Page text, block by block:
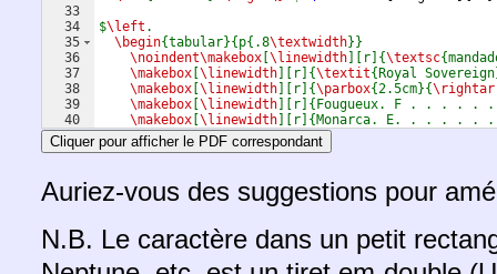
33
34
35
36
37
38
39
40
41
$\left .
\begin{tabular}{p{.8\textwidth}}
\noindent\makebox \linewidth ][r]{\textsc
\makebox \linewidth ][r]{\textit{Royal
\makebox \linewidth ][r]{\parbox{2.5cm}{
\makebox \linewidth ][r]{Fougueux. F . .
\makebox \linewidth ][r]{Monarca. E. . .
\makebox[\linewidth][r]{Plutón. F . . . .
Cliquer pour afficher le PDF correspondant
Auriez-vous des suggestions pour
N.B. Le caractère dans un petit